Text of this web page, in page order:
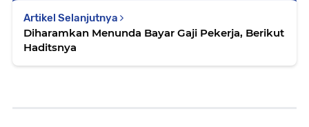
Artikel Selanjutnya
Diharamkan Menunda Bayar Gaji Pekerja, Berikut
Haditsnya